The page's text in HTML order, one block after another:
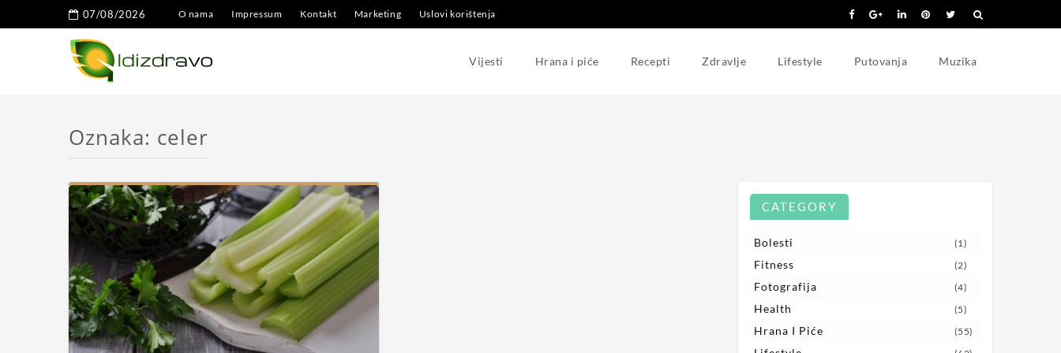
07/08/2026 O nama Impressum Kontakt Marketing Uslovi korištenja
Vijesti Hrana i piće Recepti Zdravlje Lifestyle Putovanja Muzika
Oznaka: celer
CATEGORY
Bolesti (1)
Fitness (2)
Fotografija (4)
Health (5)
Hrana I Piće (55)